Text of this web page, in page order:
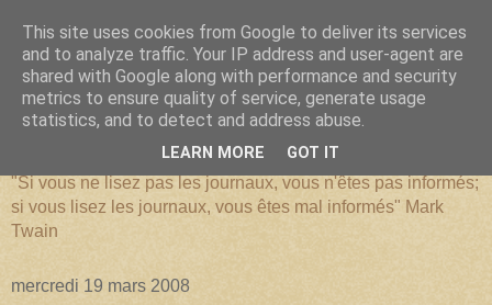
SERIATIM
"Si vous ne lisez pas les journaux, vous n'êtes pas informés;
si vous lisez les journaux, vous êtes mal informés" Mark
Twain
mercredi 19 mars 2008
This site uses cookies from Google to deliver its services
and to analyze traffic. Your IP address and user-agent are
shared with Google along with performance and security
metrics to ensure quality of service, generate usage
statistics, and to detect and address abuse.
LEARN MORE GOT IT